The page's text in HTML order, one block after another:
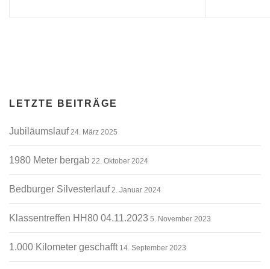
LETZTE BEITRÄGE
Jubiläumslauf 24. März 2025
1980 Meter bergab 22. Oktober 2024
Bedburger Silvesterlauf 2. Januar 2024
Klassentreffen HH80 04.11.2023 5. November 2023
1.000 Kilometer geschafft 14. September 2023